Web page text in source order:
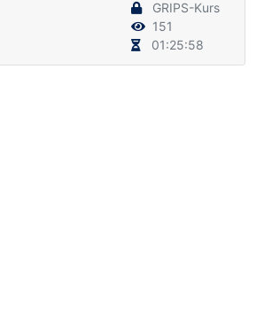
GRIPS-Kurs
151
01:25:58